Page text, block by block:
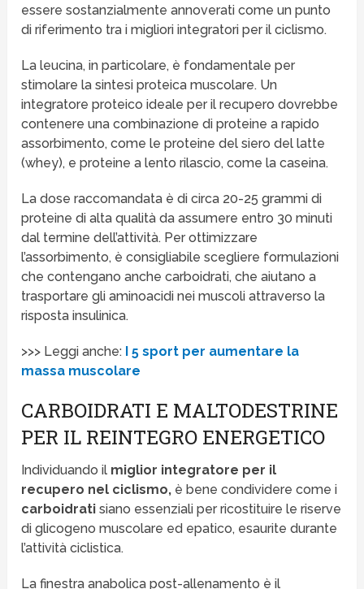
essere sostanzialmente annoverati come un punto
di riferimento tra i migliori integratori per il ciclismo.
La leucina, in particolare, è fondamentale per
stimolare la sintesi proteica muscolare. Un
integratore proteico ideale per il recupero dovrebbe
contenere una combinazione di proteine a rapido
assorbimento, come le proteine del siero del latte
(whey), e proteine a lento rilascio, come la caseina.
La dose raccomandata è di circa 20-25 grammi di
proteine di alta qualità da assumere entro 30 minuti
dal termine dell’attività. Per ottimizzare
l’assorbimento, è consigliabile scegliere formulazioni
che contengano anche carboidrati, che aiutano a
trasportare gli aminoacidi nei muscoli attraverso la
risposta insulinica.
>>> Leggi anche:
I 5 sport per aumentare la
massa muscolare
CARBOIDRATI E MALTODESTRINE
PER IL REINTEGRO ENERGETICO
Individuando il miglior integratore per il
recupero nel ciclismo, è bene condividere come i
carboidrati siano essenziali per ricostituire le riserve
di glicogeno muscolare ed epatico, esaurite durante
l’attività ciclistica.
La finestra anabolica post-allenamento è il